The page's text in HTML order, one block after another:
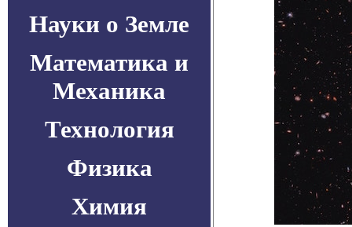
Науки о Земле
Математика и
Механика
Технология
Физика
Химия